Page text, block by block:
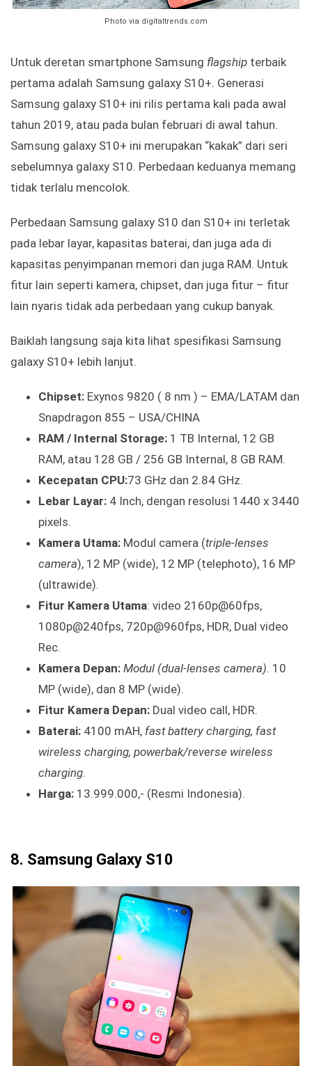
Photo via digitaltrends.com
Untuk deretan smartphone Samsung flagship terbaik
pertama adalah Samsung galaxy S10+. Generasi
Samsung galaxy S10+ ini rilis pertama kali pada awal
tahun 2019, atau pada bulan februari di awal tahun.
Samsung galaxy S10+ ini merupakan “kakak” dari seri
sebelumnya galaxy S10. Perbedaan keduanya memang
tidak terlalu mencolok.
Perbedaan Samsung galaxy S10 dan S10+ ini terletak
pada lebar layar, kapasitas baterai, dan juga ada di
kapasitas penyimpanan memori dan juga RAM. Untuk
fitur lain seperti kamera, chipset, dan juga fitur – fitur
lain nyaris tidak ada perbedaan yang cukup banyak.
Baiklah langsung saja kita lihat spesifikasi Samsung
galaxy S10+ lebih lanjut.
Chipset: Exynos 9820 ( 8 nm ) – EMA/LATAM dan
Snapdragon 855 – USA/CHINA
RAM / Internal Storage: 1 TB Internal, 12 GB
RAM, atau 128 GB / 256 GB Internal, 8 GB RAM.
Kecepatan CPU:73 GHz dan 2.84 GHz.
Lebar Layar: 4 Inch, dengan resolusi 1440 x 3440
pixels.
Kamera Utama: Modul camera (triple-lenses
camera), 12 MP (wide), 12 MP (telephoto), 16 MP
(ultrawide).
Fitur Kamera Utama: video 2160p@60fps,
1080p@240fps, 720p@960fps, HDR, Dual video
Rec.
Kamera Depan: Modul (dual-lenses camera). 10
MP (wide), dan 8 MP (wide).
Fitur Kamera Depan: Dual video call, HDR.
Baterai: 4100 mAH, fast battery charging, fast
wireless charging, powerbak/reverse wireless
charging.
Harga: 13.999.000,- (Resmi Indonesia).
8. Samsung Galaxy S10